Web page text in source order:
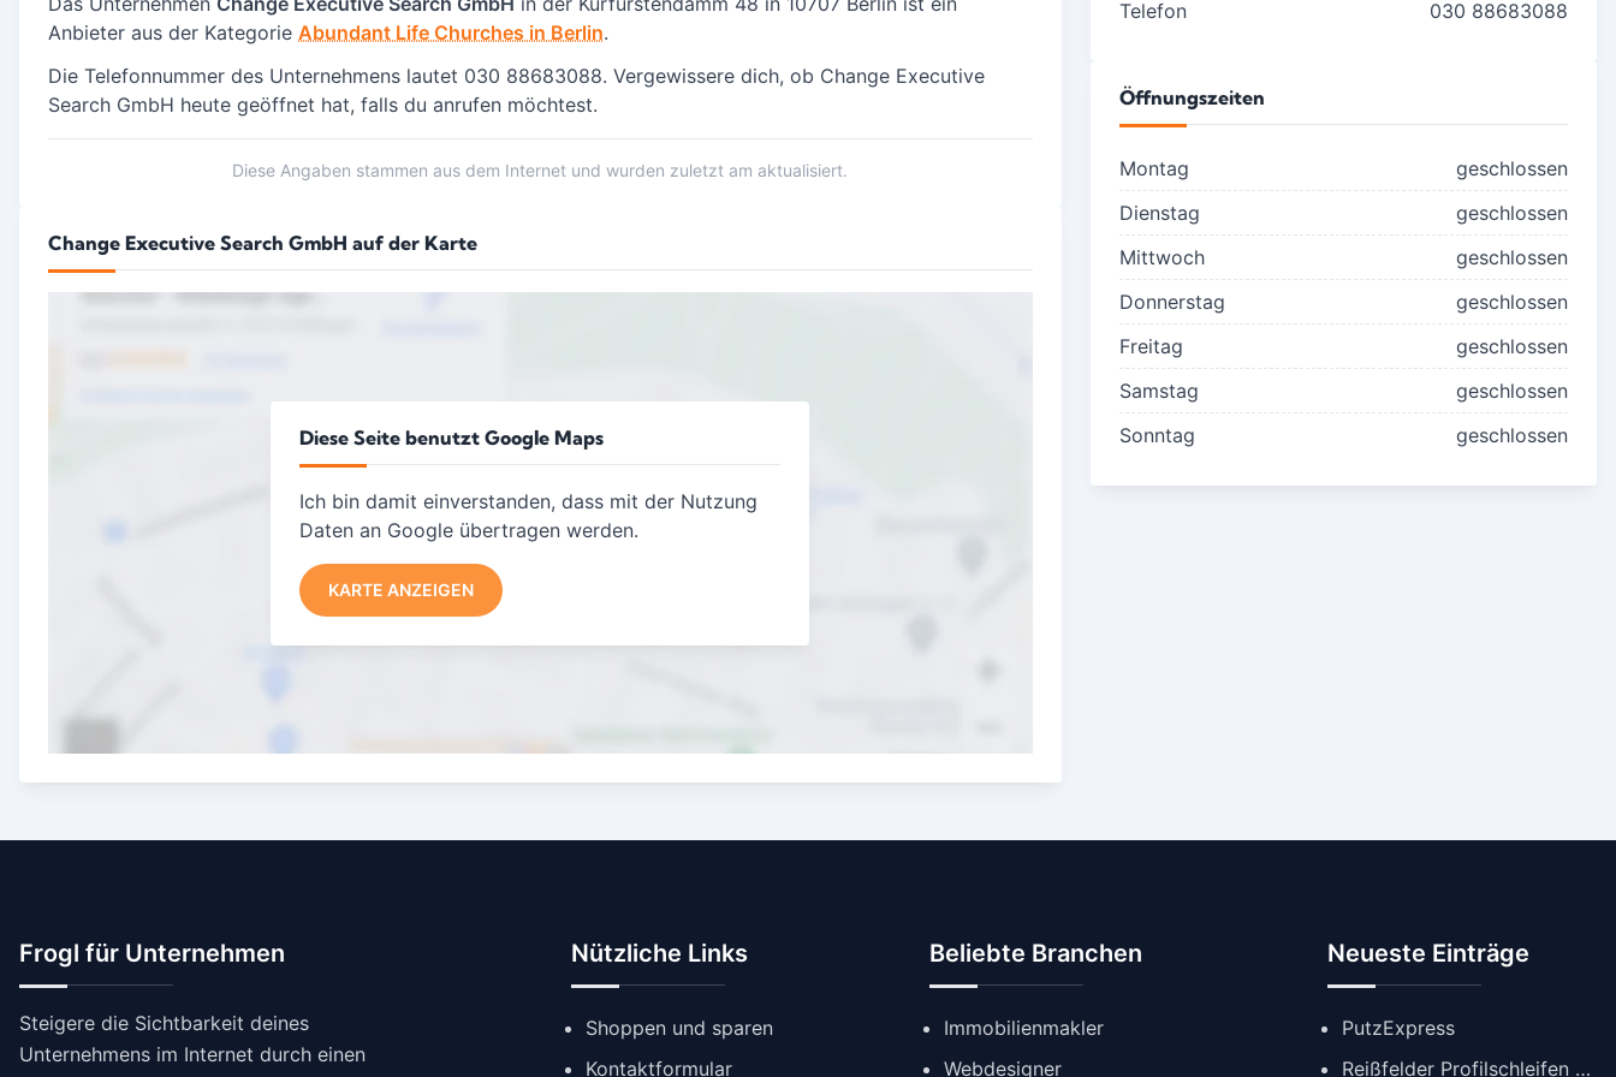
Anbieter aus der Kategorie Abundant Life Churches in Berlin.
Die Telefonnummer des Unternehmens lautet 030 88683088. Vergewissere dich, ob Change Executive
Search GmbH heute geöffnet hat, falls du anrufen möchtest.
Diese Angaben stammen aus dem Internet und wurden zuletzt am aktualisiert.
Change Executive Search GmbH auf der Karte
Diese Seite benutzt Google Maps
Ich bin damit einverstanden, dass mit der Nutzung
Daten an Google übertragen werden.
KARTE ANZEIGEN
Telefon 030 88683088
Öffnungszeiten
Montag
geschlossen
Dienstag
geschlossen
Mittwoch
geschlossen
Donnerstag
geschlossen
Freitag
geschlossen
Samstag
geschlossen
Sonntag
geschlossen
Frogl für Unternehmen
Steigere die Sichtbarkeit deines
Unternehmens im Internet durch einen
Nützliche Links
Shoppen und sparen
Kontaktformular
Beliebte Branchen
Immobilienmakler
Webdesigner
Neueste Einträge
PutzExpress
Reißfelder Profilschleifen GmbH